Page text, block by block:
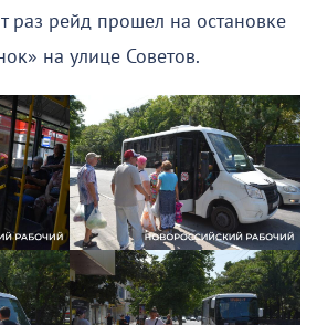
раз рейд прошел на остановке
на улице Советов.